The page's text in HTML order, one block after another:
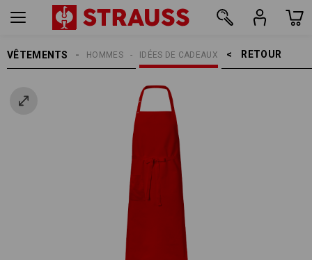
VÊTEMENTS RETOUR    >
IDÉES DE CADEAUX
HOMMES